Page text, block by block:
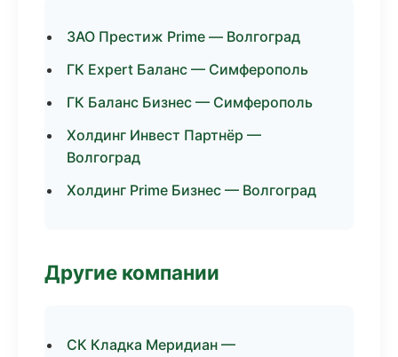
ЗАО Престиж Prime — Волгоград
ГК Expert Баланс — Симферополь
ГК Баланс Бизнес — Симферополь
Холдинг Инвест Партнёр —
Волгоград
Холдинг Prime Бизнес — Волгоград
Другие компании
СК Кладка Меридиан —